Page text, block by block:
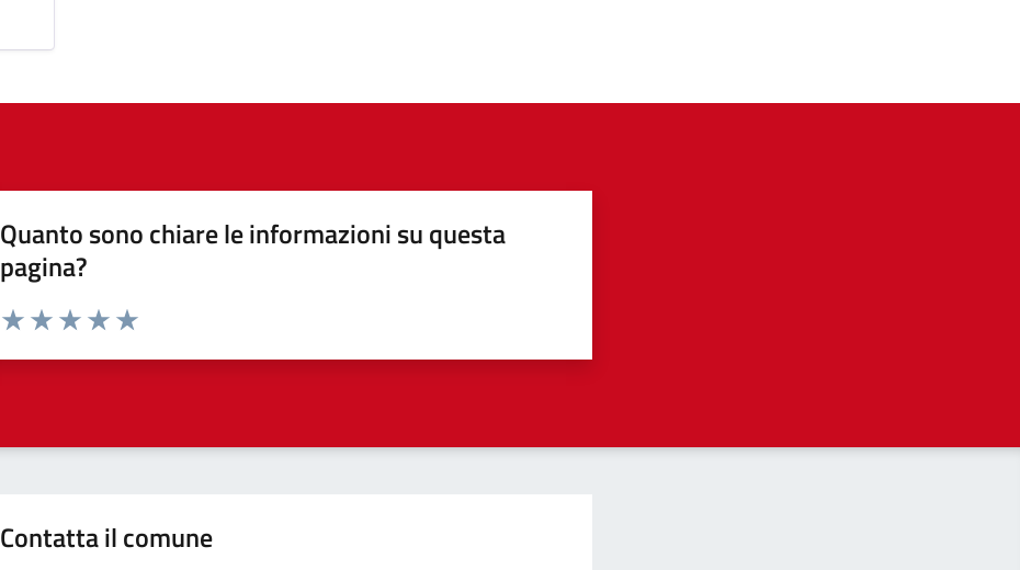
Quanto sono chiare le informazioni su questa
pagina?
Valuta da 1 a 5 stelle la pagina
Contatta il comune